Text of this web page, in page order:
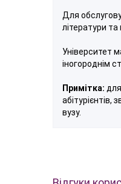
Для
літератури
Університет
іногороднім
Примітка:
вузу.